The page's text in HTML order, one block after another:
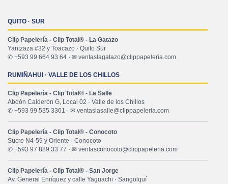
QUITO · SUR
Clip Papelería - Clip Total® - La Gatazo
Yantzaza #32 y Toacazo · Quito Sur
✆ +593 99 664 93 64 · ✉ ventaslagatazo@clippapeleria.com
RUMIÑAHUI · VALLE DE LOS CHILLOS
Clip Papelería - Clip Total® - La Salle
Abdón Calderón G, Local 02 · Valle de los Chillos
✆ +593 99 535 3361 · ✉ ventaslasalle@clippapeleria.com
Clip Papelería - Clip Total® - Conocoto
Sucre N4-59 y Oriente · Conocoto
✆ +593 97 889 33 77 · ✉ ventasconocoto@clippapeleria.com
Clip Papelería - Clip Total® - San Jorge
Av. General Enríquez y calle Yaguachi · Sangolquí